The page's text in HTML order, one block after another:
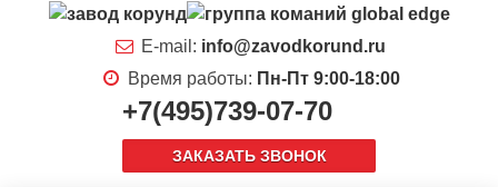
E-mail: info@zavodkorund.ru
Время работы: Пн-Пт 9:00-18:00
+7(495)739-07-70
ЗАКАЗАТЬ ЗВОНОК